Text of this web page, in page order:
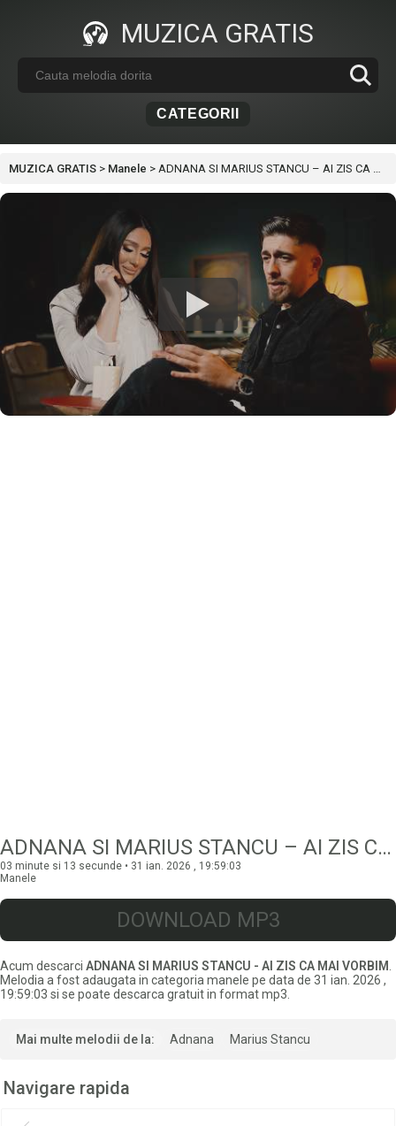
MUZICA GRATIS
CATEGORII
MUZICA GRATIS > Manele > ADNANA SI MARIUS STANCU – AI ZIS CA MAI VORBIM
ADNANA SI MARIUS STANCU – AI ZIS CA MAI VORBIM
03 minute si 13 secunde • 31 ian. 2026 , 19:59:03
Manele
DOWNLOAD MP3
Acum descarci ADNANA SI MARIUS STANCU - AI ZIS CA MAI VORBIM
Melodia a fost adaugata in categoria manele pe data de 31 ian. 2026 ,
19:59:03 si se poate descarca gratuit in format mp3.
Mai multe melodii de la: Adnana Marius Stancu
Navigare rapida